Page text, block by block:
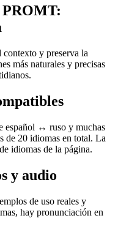
PROMT:
y preserva la
más naturales y precisas
español ↔ ruso y muchas
de 20 idiomas en total. La
idiomas de la página.
y audio
de uso reales y
hay pronunciación en